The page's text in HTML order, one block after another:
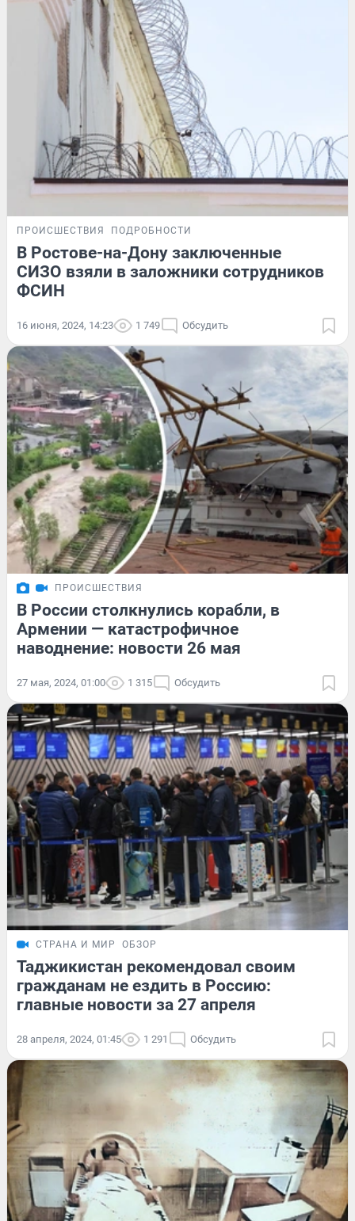
ПРОИСШЕСТВИЯ ПОДРОБНОСТИ
В Ростове-на-Дону заключенные
СИЗО взяли в заложники сотрудников
ФСИН
16 июня, 2024, 14:23 1 749 Обсудить
ПРОИСШЕСТВИЯ
В России столкнулись корабли, в
Армении — катастрофичное
наводнение: новости 26 мая
27 мая, 2024, 01:00 1 315 Обсудить
СТРАНА И МИР ОБЗОР
Таджикистан рекомендовал своим
гражданам не ездить в Россию:
главные новости за 27 апреля
28 апреля, 2024, 01:45 1 291 Обсудить